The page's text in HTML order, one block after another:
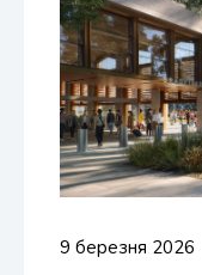
9 березня 2026